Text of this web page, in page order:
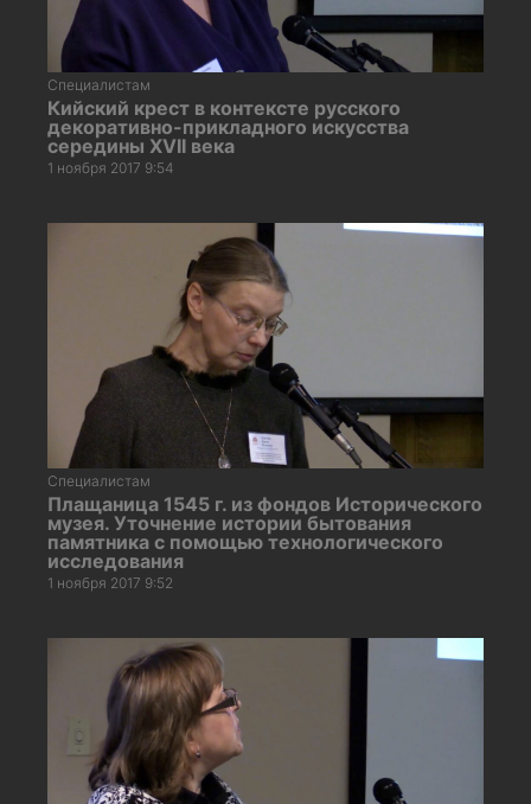
Специалистам
Кийский крест в контексте русского
декоративно-прикладного искусства
середины XVII века
1 ноября 2017 9:54
Специалистам
Плащаница 1545 г. из фондов Исторического
музея. Уточнение истории бытования
памятника с помощью технологического
исследования
1 ноября 2017 9:52